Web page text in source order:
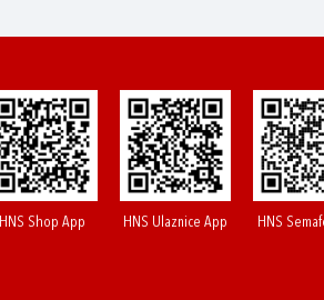
HNS Shop App HNS Ulaznice App HNS